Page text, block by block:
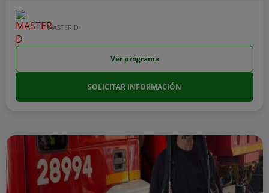
MASTER D
Ver programa
SOLICITAR INFORMACIÓN